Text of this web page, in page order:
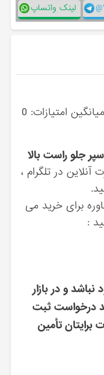
لینک واتساپ
میانگین امتیازات: 0
جلو راست بالا
آنلاین در تلگرام ،
برای خرید می
:
و در بازار
درخواست ثبت
برایتان تأمین